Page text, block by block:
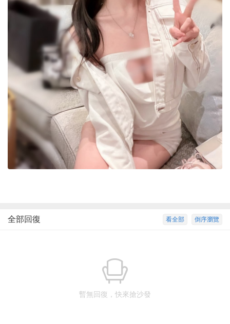
倒序瀏覽
看全部
全部回復
暫無回復，快來搶沙發